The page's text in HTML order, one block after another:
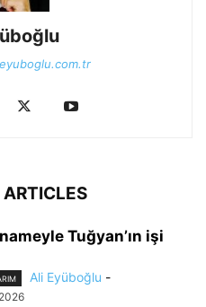
Tuğyan’ın işi
Ali Eyüboğlu -